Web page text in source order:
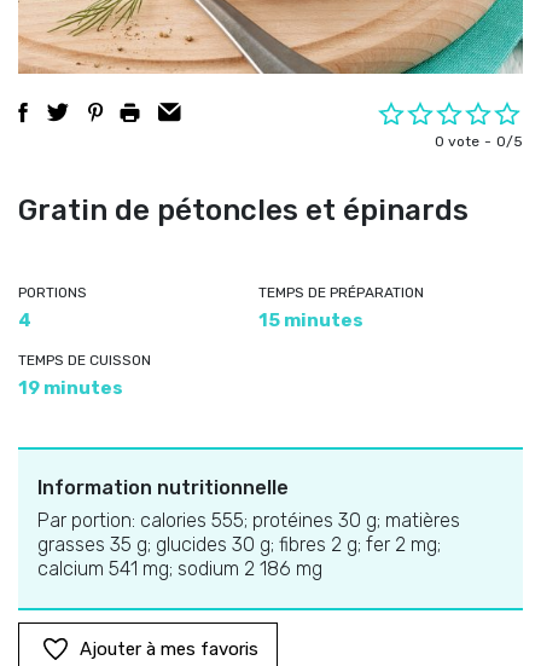
0 vote 0/5
Gratin de pétoncles et épinards
PORTIONS
4
TEMPS DE PRÉPARATION
15 minutes
TEMPS DE CUISSON
19 minutes
Information nutritionnelle
Par portion: calories 555; protéines 30 g; matières
grasses 35 g; glucides 30 g; fibres 2 g; fer 2 mg;
calcium 541 mg; sodium 2 186 mg
Ajouter à mes favoris